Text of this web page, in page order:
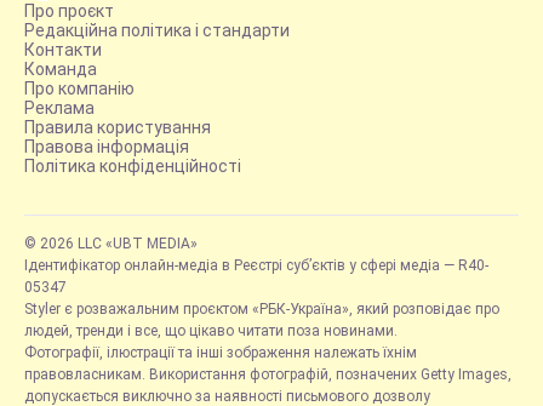
Про проєкт
Редакційна політика і стандарти
Контакти
Команда
Про компанію
Реклама
Правила користування
Правова інформація
Політика конфіденційності
© 2026 LLC «UBT MEDIA»
Ідентифікатор онлайн-медіа в Реєстрі суб’єктів у сфері медіа — R40-
05347
Styler є розважальним проєктом «РБК-Україна», який розповідає про
людей, тренди і все, що цікаво читати поза новинами.
Фотографії, ілюстрації та інші зображення належать їхнім
правовласникам. Використання фотографій, позначених Getty Images,
допускається виключно за наявності письмового дозволу